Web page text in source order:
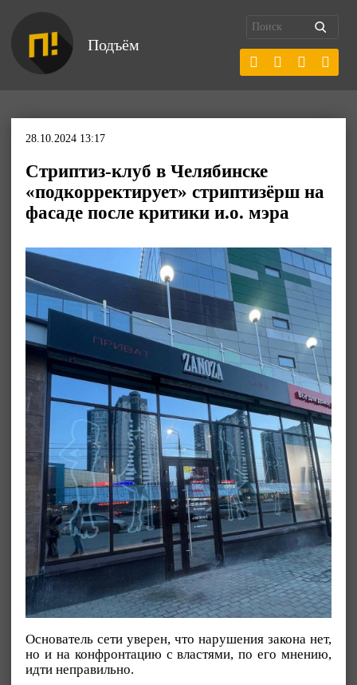
Подъём
28.10.2024 13:17
Стриптиз-клуб в Челябинске
«подкорректирует» стриптизёрш на
фасаде после критики и.о. мэра
Основатель сети уверен, что нарушения закона нет,
но и на конфронтацию с властями, по его мнению,
идти неправильно.